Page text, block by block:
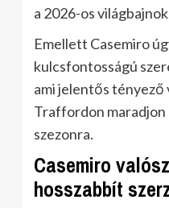
a 2026-os
Emellett Casemiro
kulcsfontosságú
ami jelentős tényező
Traffordon maradjon
szezonra.
Casemiro
hosszabbít